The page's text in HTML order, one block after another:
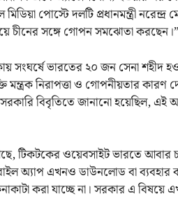
পোস্টে দলটি প্রধানমন্ত্রী
চীনের সঙ্গে গোপন সমঝোতা করছেন।”
সংঘর্ষে ভারতের ২০ জন সেনা শহীদ
মন্ত্রক নিরাপত্তা ও গোপনীয়তার
বিবৃতিতে জানানো হয়েছিল, এই
টিকটকের ওয়েবসাইট ভারতে
অ্যাপ এখনও ডাউনলোড বা ব্যবহার
করা যাচ্ছে না। সরকার এ